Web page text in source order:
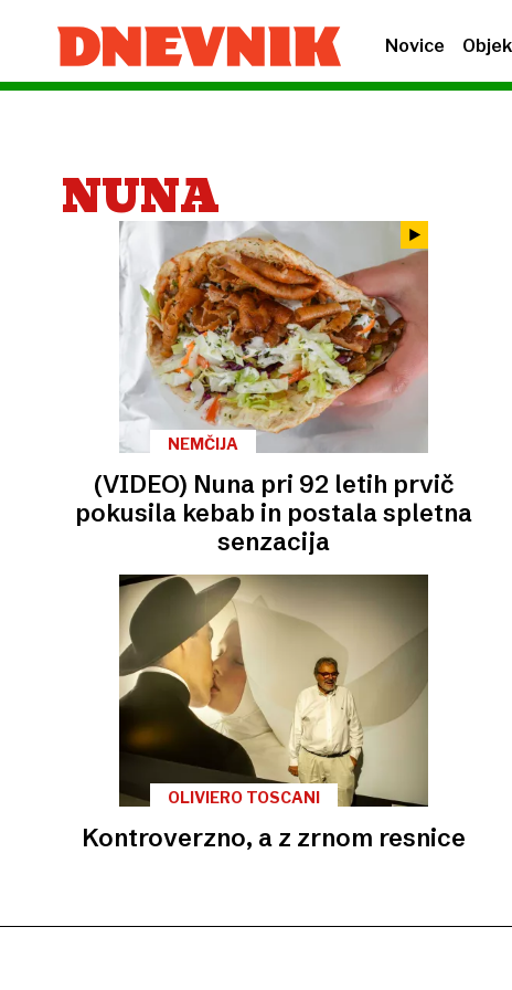
Novice
NUNA
NEMČIJA
(VIDEO) Nuna pri 92 letih prvič
pokusila kebab in postala spletna
senzacija
OLIVIERO TOSCANI
Kontroverzno, a z zrnom resnice